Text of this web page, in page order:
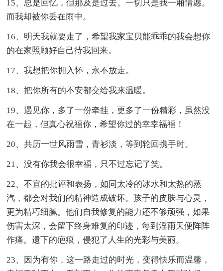
15、总是回忆，但那及是过去。一切只是我一厢情愿。
而我却被你丢在雨中。
16、明天我就要走了，希望我家宝贝能乖乖的我会想你
的在家照顾好自己待我回来。
17、我想把你拥入怀，永不放走。
18、把你所有的不安都交给我来温暖。
19、遇见你，多了一份牵挂，更多了一份精彩，虽然没
在一起，但真心祝福你，希望你过的幸幸福福！
20、共历一世风雨雪，青衫淡，等到轮回携手时。
21、没有你我会很幸福，只不过忘记了笑。
22、不宜的批评和表扬，如同太冷的冰水和太热的蒸
汽，都会对我们的精神造成破坏。孩子的皮肤与心灵，
更为精巧细腻。他们自我修复的能力还不够顽强，如果
伤害太深，会留下终身难复的印迹，每到淫雨天便阵阵
作痛。遗下的疤痕，侵犯了人生的光彩与美丽。
23、因为有你，这一路走过的时光，变得快乐而温馨，